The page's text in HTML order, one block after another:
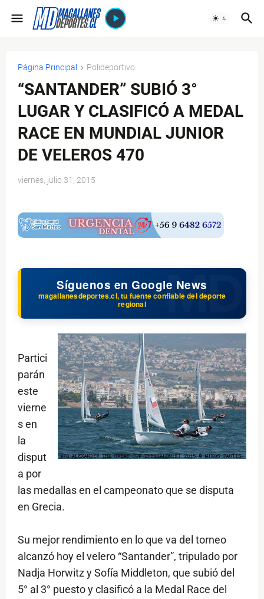
Página Principal Polideportivo
“SANTANDER” SUBIÓ 3°
LUGAR Y CLASIFICÓ A MEDAL
RACE EN MUNDIAL JUNIOR
DE VELEROS 470
viernes, julio 31, 2015
Síguenos en Google News
magallanesdeportes.cl, tu fuente confiable del deporte
regional
Partici
parán
este
vierne
s en
la
disput
a por
las medallas en el campeonato que se disputa
en Grecia.
Su mejor rendimiento en lo que va del torneo
alcanzó hoy el velero “Santander”, tripulado por
Nadja Horwitz y Sofía Middleton, que subió del
5° al 3° puesto y clasificó a la Medal Race del